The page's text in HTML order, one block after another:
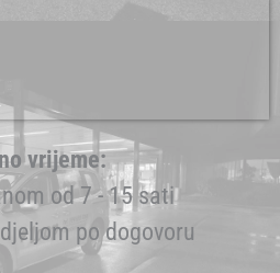
vrijeme:
od 7 - 15 sati
po dogovoru